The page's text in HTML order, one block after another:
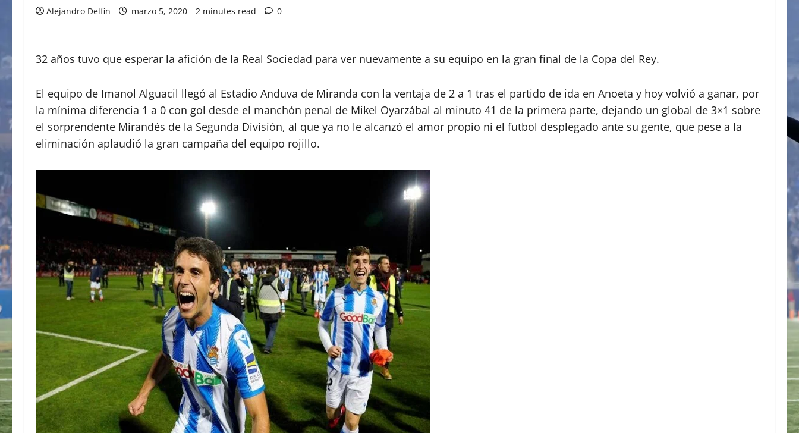
Alejandro Delfin marzo 5, 2020 2 minutes read 0
32 años tuvo que esperar la afición de la Real Sociedad para ver nuevamente a su equipo en la gran final de la Copa del Rey.
El equipo de Imanol Alguacil llegó al Estadio Anduva de Miranda con la ventaja de 2 a 1 tras el partido de ida en Anoeta y hoy volvió a ganar, por
la mínima diferencia 1 a 0 con gol desde el manchón penal de Mikel Oyarzábal al minuto 41 de la primera parte, dejando un global de 3×1 sobre
el sorprendente Mirandés de la Segunda División, al que ya no le alcanzó el amor propio ni el futbol desplegado ante su gente, que pese a la
eliminación aplaudió la gran campaña del equipo rojillo.